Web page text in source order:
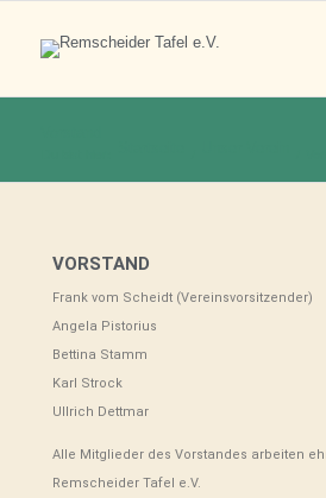
VORSTAND
Frank vom Scheidt (Vereinsvorsitzender)
Angela Pistorius
Bettina Stamm
Karl Strock
Ullrich Dettmar
Alle Mitglieder des Vorstandes arbeiten
Remscheider Tafel e.V.